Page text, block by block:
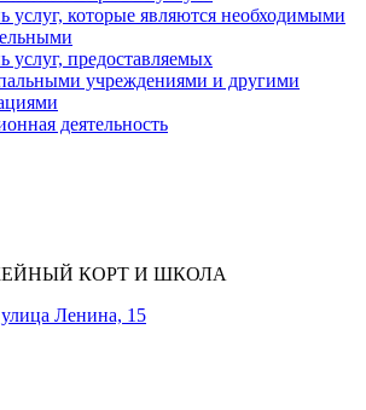
услуг, которые являются необходимыми
услуг, предоставляемых
учреждениями и другими
деятельность
КОРТ И ШКОЛА
Ленина, 15